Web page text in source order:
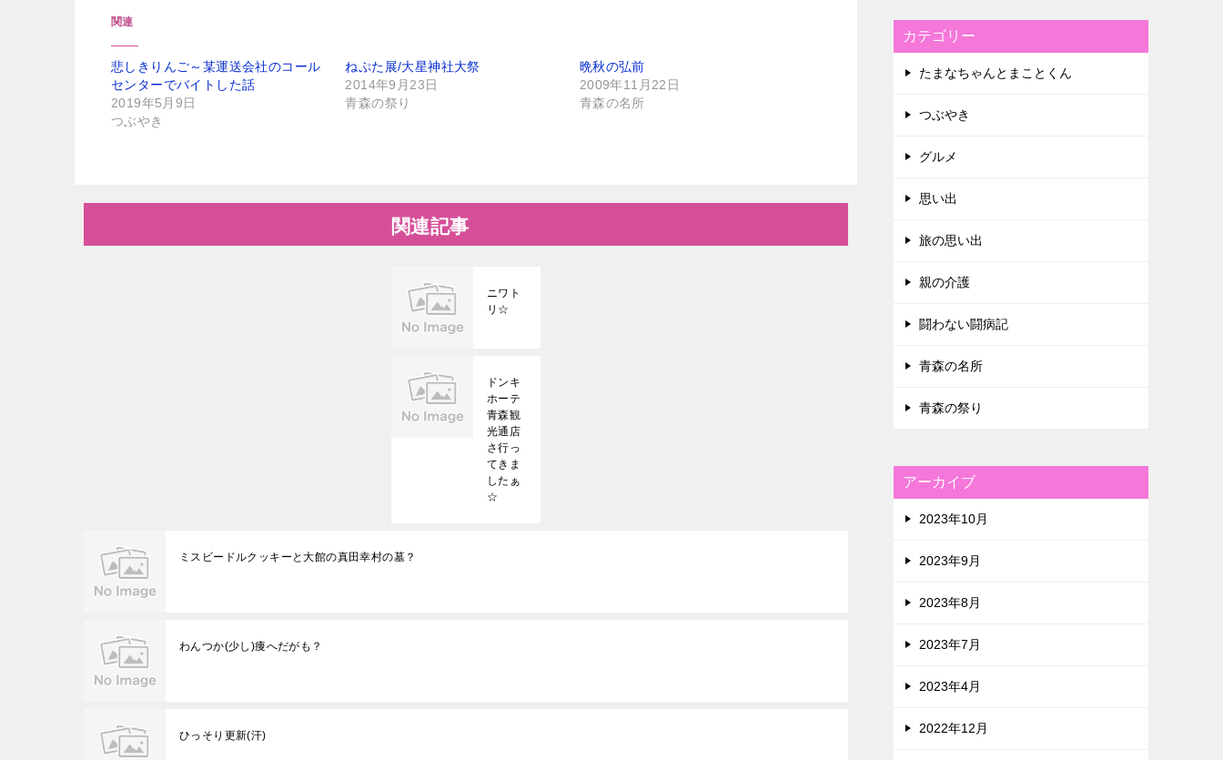
関連
悲しきりんご～某運送会社のコール
センターでバイトした話
2019年5月9日
つぶやき
ねぷた展/大星神社大祭
2014年9月23日
青森の祭り
晩秋の弘前
2009年11月22日
青森の名所
関連記事
ニワト
リ☆
ドンキ
ホーテ
青森観
光通店
さ行っ
てきま
したぁ
☆
ミスビードルクッキーと大館の真田幸村の墓？
わんつか(少し)痩へだがも？
ひっそり更新(汗)
カテゴリー
たまなちゃんとまことくん
つぶやき
グルメ
思い出
旅の思い出
親の介護
闘わない闘病記
青森の名所
青森の祭り
アーカイブ
2023年10月
2023年9月
2023年8月
2023年7月
2023年4月
2022年12月